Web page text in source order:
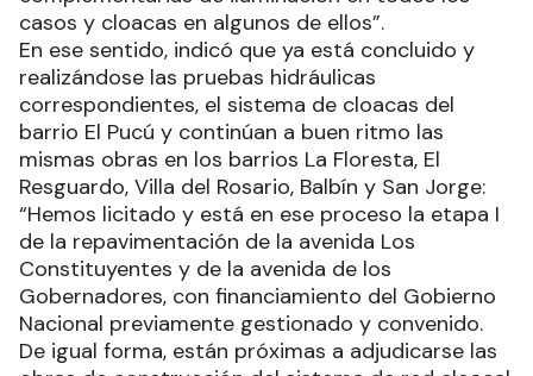
casos y cloacas en algunos de ellos”.
En ese sentido, indicó que ya está concluido y
realizándose las pruebas hidráulicas
correspondientes, el sistema de cloacas del
barrio El Pucú y continúan a buen ritmo las
mismas obras en los barrios La Floresta, El
Resguardo, Villa del Rosario, Balbín y San Jorge:
“Hemos licitado y está en ese proceso la etapa I
de la repavimentación de la avenida Los
Constituyentes y de la avenida de los
Gobernadores, con financiamiento del Gobierno
Nacional previamente gestionado y convenido.
De igual forma, están próximas a adjudicarse las